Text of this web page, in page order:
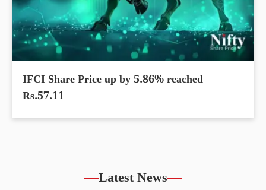
IFCI Share Price up by 5.86% reached
Rs.57.11
Latest News